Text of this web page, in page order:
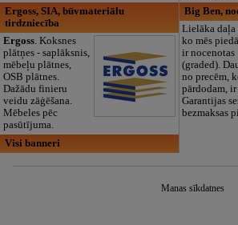
Ergoss, SIA, būvmateriālu
tirdzniecība
Ergoss. Koksnes
plātņes - saplāksnis,
mēbeļu plātnes,
OSB plātnes.
Dažādu finieru
veidu zāģēšana.
Mēbeles pēc
pasūtījuma.
Big Ben,
Lielāka daļa
ko mēs
ir nocenotas
(graded).
no precēm,
pārdodam,
Garantijas
bezmaksas
Visi banneri
Manas sīkdatnes